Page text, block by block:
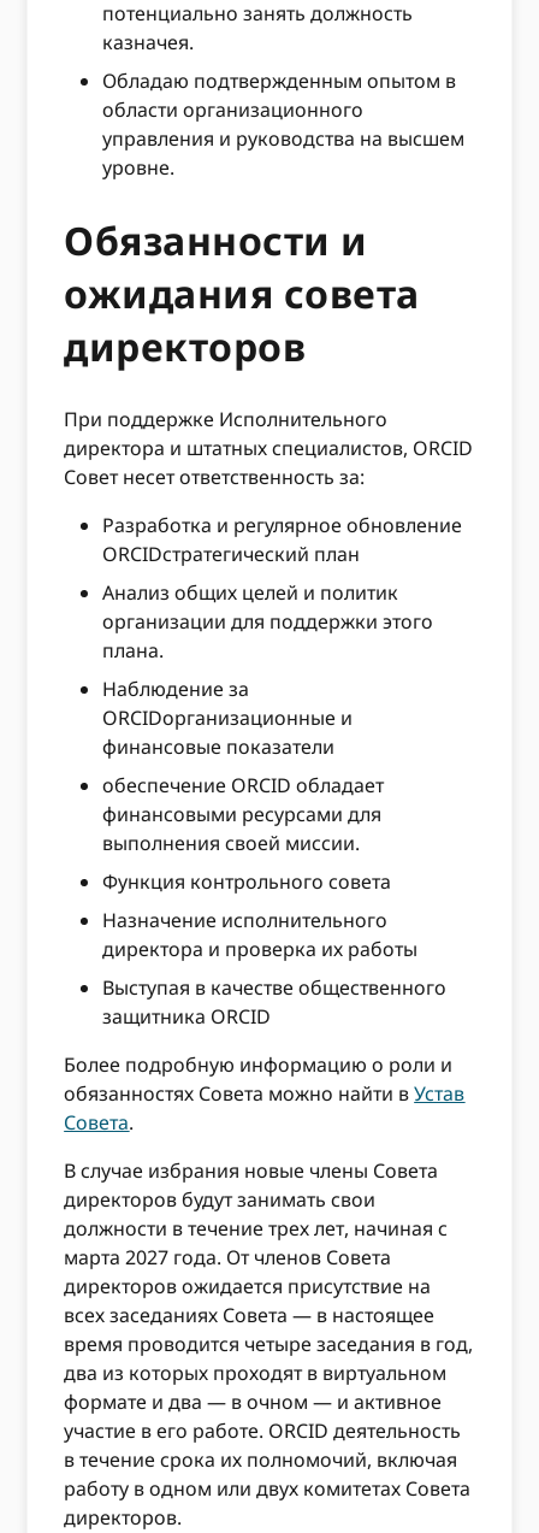
потенциально занять должность
казначея.
Обладаю подтвержденным опытом в
области организационного
управления и руководства на высшем
уровне.
Обязанности и
ожидания совета
директоров
При поддержке Исполнительного
директора и штатных специалистов, ORCID
Совет несет ответственность за:
Разработка и регулярное обновление
ORCIDстратегический план
Анализ общих целей и политик
организации для поддержки этого
плана.
Наблюдение за
ORCIDорганизационные и
финансовые показатели
обеспечение ORCID обладает
финансовыми ресурсами для
выполнения своей миссии.
Функция контрольного совета
Назначение исполнительного
директора и проверка их работы
Выступая в качестве общественного
защитника ORCID
Более подробную информацию о роли и
обязанностях Совета можно найти вУстав
Совета.
В случае избрания новые члены Совета
директоров будут занимать свои
должности в течение трех лет, начиная с
марта 2027 года. От членов Совета
директоров ожидается присутствие на
всех заседаниях Совета — в настоящее
время проводится четыре заседания в год,
два из которых проходят в виртуальном
формате и два — в очном — и активное
участие в его работе. ORCID деятельность
в течение срока их полномочий, включая
работу в одном или двух комитетах Совета
директоров.